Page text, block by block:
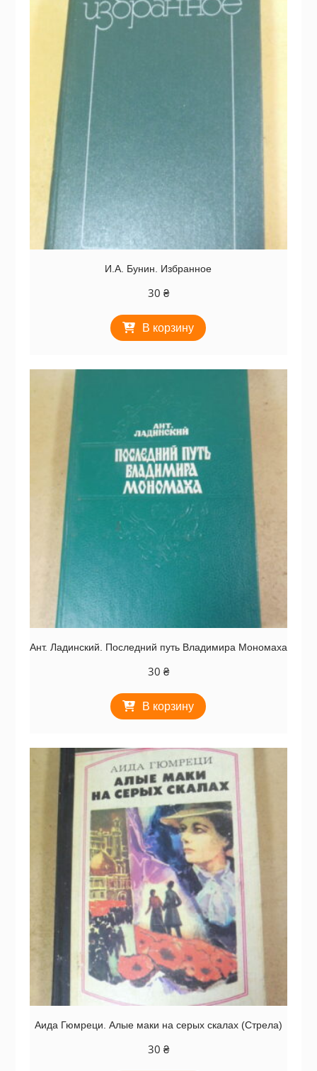
И.А. Бунин. Избранное
30 ₴
В корзину
Ант. Ладинский. Последний путь Владимира Мономаха
30 ₴
В корзину
Аида Гюмреци. Алые маки на серых скалах (Стрела)
30 ₴